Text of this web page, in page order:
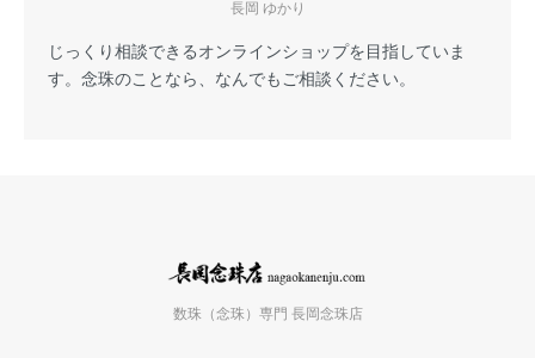
長岡 ゆかり
じっくり相談できるオンラインショップを目指していま
す。念珠のことなら、なんでもご相談ください。
数珠（念珠）専門 長岡念珠店